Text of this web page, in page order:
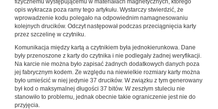
fizycznemu występującemu w materiałach magnetycznych, którego
opis wykracza poza ramy tego artykułu. Wystarczy stwierdzić, że
wprowadzenie kodu polegało na odpowiednim namagnesowaniu
kolejnych drucików. Odczyt następował podczas przeciągnięcia karty
przez szczelinę w czytniku.
Komunikacja między kartą a czytnikiem była jednokierunkowa. Dane
były przenoszone z karty do czytnika i nie podlegały żadnej weryfikacji.
Na karcie nie można było zapisać żadnych dodatkowych danych poza
jej fabrycznym kodem. Ze względu na niewielkie rozmiary karty można
było umieścić w niej jedynie 37 drucików. W związku z tym generowany
był kod o maksymalnej długości 37 bitów. W zeszłym stuleciu nie
stanowiło to problemu, jednak obecnie takie ograniczenie jest nie do
przyjęcia.